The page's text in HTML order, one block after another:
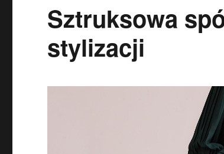
Sztruksowa
stylizacji